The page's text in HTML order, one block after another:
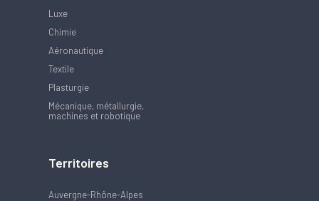
Luxe
Chimie
Aéronautique
Textile
Plasturgie
Mécanique, métallurgie,
machines et robotique
Territoires
Auvergne-Rhône-Alpes